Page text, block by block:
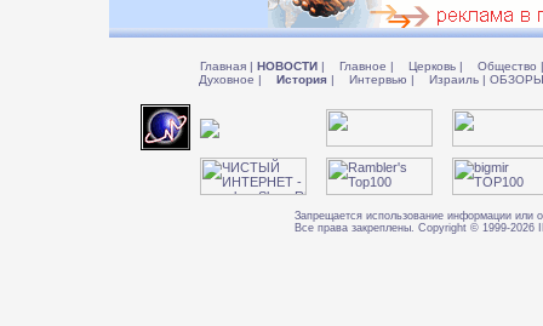
Главная | НОВОСТИ | Главное | Церковь | Общество |
Духовное | История | Интервью | Израиль |
Запрещается использование информации или
Все права закреплены. Copyright © 1999-